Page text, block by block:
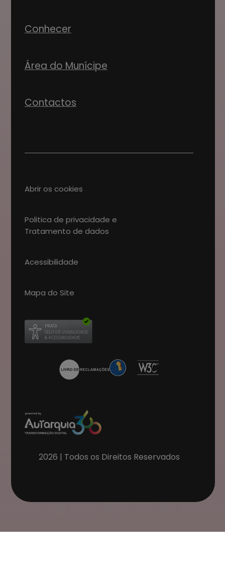
Conhecer
Área do Munícipe
Contactos
Abrir os cookies
Politica de privacidade e
Tratamento de dados
Acessibilidade
Mapa do Site
Abre num novo separador
2026 | Todos os Direitos Reservados